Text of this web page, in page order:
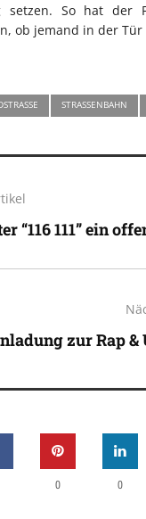
setzen. So hat der
ob jemand in der Tür
STRASSENBAHN
“116 111” ein
zur Rap &
0 0